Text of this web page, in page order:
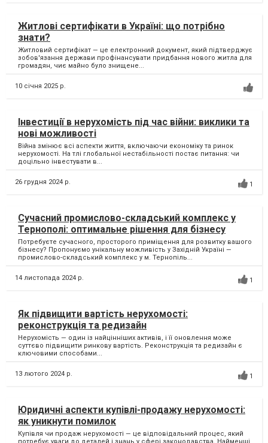
Житлові сертифікати в Україні: що потрібно
знати?
Житловий сертифікат — це електронний документ, який підтверджує
зобов'язання держави профінансувати придбання нового житла для
громадян, чиє майно було знищене...
10 січня 2025 р.
Інвестиції в нерухомість під час війни: виклики та
нові можливості
Війна змінює всі аспекти життя, включаючи економіку та ринок
нерухомості. На тлі глобальної нестабільності постає питання: чи
доцільно інвестувати в...
26 грудня 2024 р. 1
Сучасний промислово-складський комплекс у
Тернополі: оптимальне рішення для бізнесу
Потребуєте сучасного, просторого приміщення для розвитку вашого
бізнесу? Пропонуємо унікальну можливість у Західній Україні —
промислово-складський комплекс у м. Тернопіль...
14 листопада 2024 р. 1
Як підвищити вартість нерухомості:
реконструкція та редизайн
Нерухомість — один із найцінніших активів, і її оновлення може
суттєво підвищити ринкову вартість. Реконструкція та редизайн є
ключовими способами...
13 лютого 2024 р. 1
Юридичні аспекти купівлі-продажу нерухомості:
як уникнути помилок
Купівля чи продаж нерухомості — це відповідальний процес, який